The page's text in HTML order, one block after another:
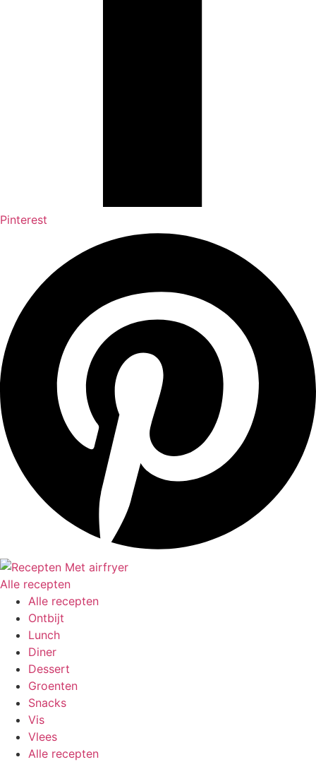
Pinterest
Alle recepten
Alle recepten
Ontbijt
Lunch
Diner
Dessert
Groenten
Snacks
Vis
Vlees
Alle recepten